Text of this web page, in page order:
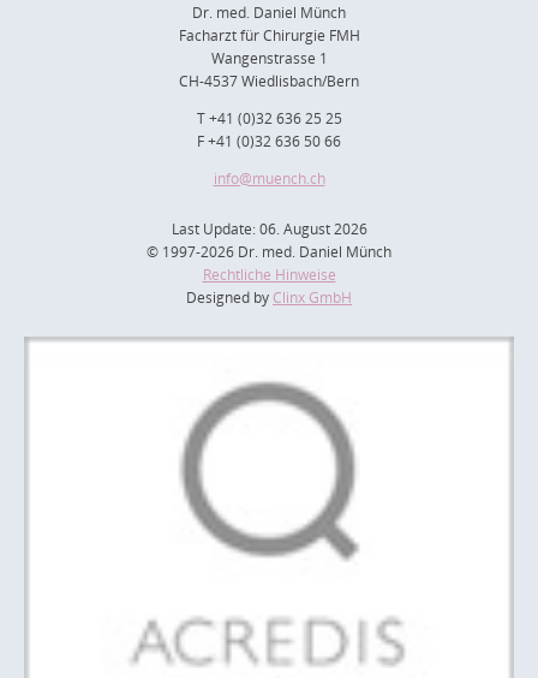
Dr. med. Daniel Münch
Facharzt für Chirurgie FMH
Wangenstrasse 1
CH-4537 Wiedlisbach/Bern
T +41 (0)32 636 25 25
F +41 (0)32 636 50 66
info@muench.ch
Last Update: 06. August 2026
© 1997-2026 Dr. med. Daniel Münch
Rechtliche Hinweise
Designed by Clinx GmbH